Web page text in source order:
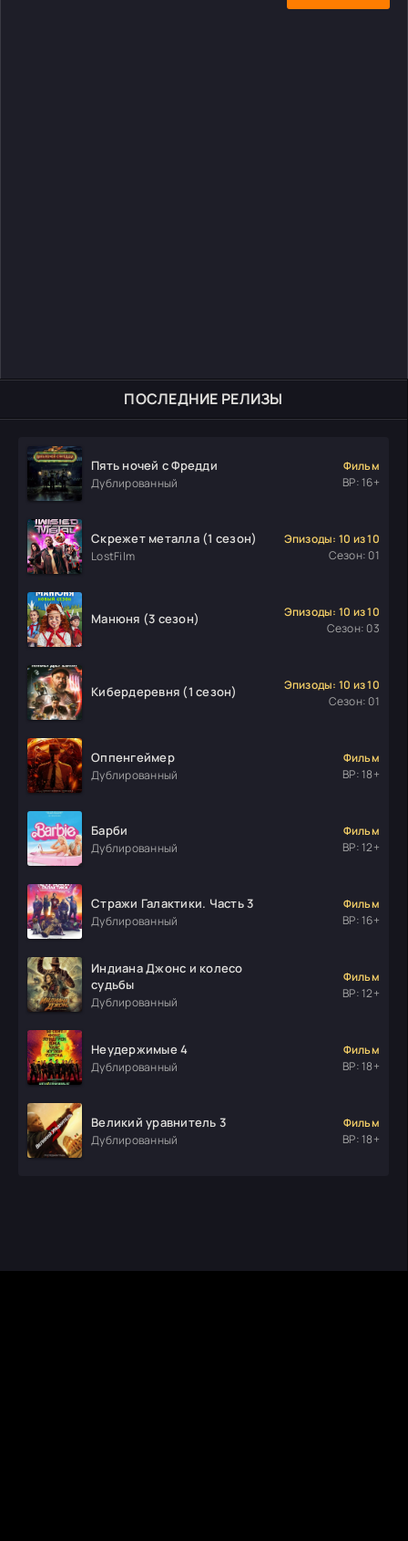
ПОСЛЕДНИЕ РЕЛИЗЫ
Пять ночей с Фредди
Дублированный
Фильм
ВР: 16+
Скрежет металла (1 сезон)
LostFilm
Эпизоды: 10 из 10
Сезон: 01
Манюня (3 сезон)
Эпизоды: 10 из 10
Сезон: 03
Кибердеревня (1 сезон)
Эпизоды: 10 из 10
Сезон: 01
Оппенгеймер
Дублированный
Фильм
ВР: 18+
Барби
Дублированный
Фильм
ВР: 12+
Стражи Галактики. Часть 3
Дублированный
Фильм
ВР: 16+
Индиана Джонс и колесо
судьбы
Дублированный
Фильм
ВР: 12+
Неудержимые 4
Дублированный
Фильм
ВР: 18+
Великий уравнитель 3
Дублированный
Фильм
ВР: 18+